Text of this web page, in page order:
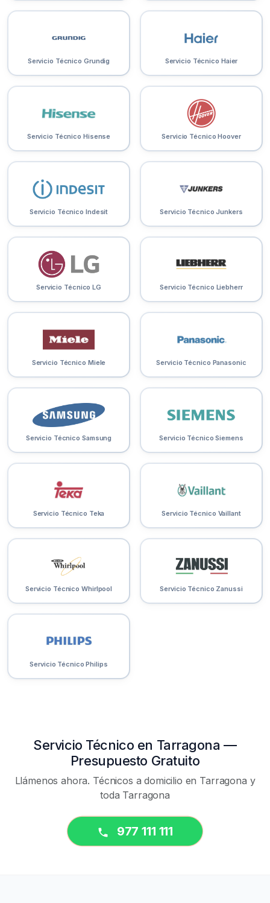
Servicio Técnico Grundig Servicio Técnico Haier
Servicio Técnico Hisense Servicio Técnico Hoover
Servicio Técnico Indesit Servicio Técnico Junkers
Servicio Técnico LG Servicio Técnico Liebherr
Servicio Técnico Miele Servicio Técnico Panasonic
Servicio Técnico Samsung Servicio Técnico Siemens
Servicio Técnico Teka Servicio Técnico Vaillant
Servicio Técnico Whirlpool Servicio Técnico Zanussi
Servicio Técnico Philips
Servicio Técnico en Tarragona —
Presupuesto Gratuito
Llámenos ahora. Técnicos a domicilio en Tarragona y
toda Tarragona
977 111 111